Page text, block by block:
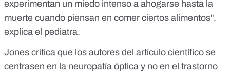
experimentan un miedo intenso a ahogarse hasta la
muerte cuando piensan en comer ciertos alimentos",
explica el pediatra.
Jones critica que los autores del artículo científico se
centrasen en la neuropatía óptica y no en el trastorno